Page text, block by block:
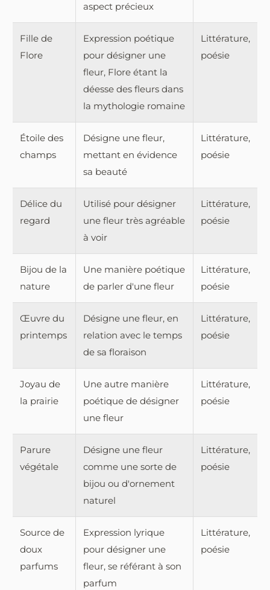
aspect précieux
Fille de
Flore
Expression poétique
pour désigner une
fleur, Flore étant la
déesse des fleurs dans
la mythologie romaine
Littérature,
poésie
Étoile des
champs
Désigne une fleur,
mettant en évidence
sa beauté
Littérature,
poésie
Délice du
regard
Utilisé pour désigner
une fleur très agréable
à voir
Littérature,
poésie
Bijou de la
nature
Une manière poétique
de parler d'une fleur
Littérature,
poésie
Œuvre du
printemps
Désigne une fleur, en
relation avec le temps
de sa floraison
Littérature,
poésie
Joyau de
la prairie
Une autre manière
poétique de désigner
une fleur
Littérature,
poésie
Parure
végétale
Désigne une fleur
comme une sorte de
bijou ou d'ornement
naturel
Littérature,
poésie
Source de
doux
parfums
Expression lyrique
pour désigner une
fleur, se référant à son
parfum
Littérature,
poésie